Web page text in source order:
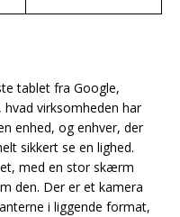
tablet fra Google,
virksomheden har
enhed, og enhver, der
sikkert se en lighed.
med en stor skærm
den. Der er et kamera
i liggende format,